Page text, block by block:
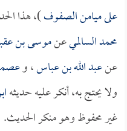
على ميامن الصفوف)، هذا
محمد السالميعنموسى بن
عنعبد الله بن عباس، و
ولا يحتج به، أنكر عليه حديثه
غير محفوظ وهو منكر الحديث.